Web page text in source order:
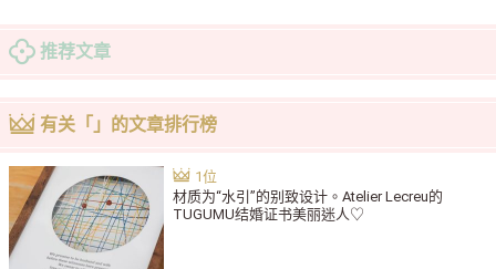
推荐文章
有关「」的文章排行榜
材质为“水引”的别致设计。Atelier Lecreu的
TUGUMU结婚证书美丽迷人♡